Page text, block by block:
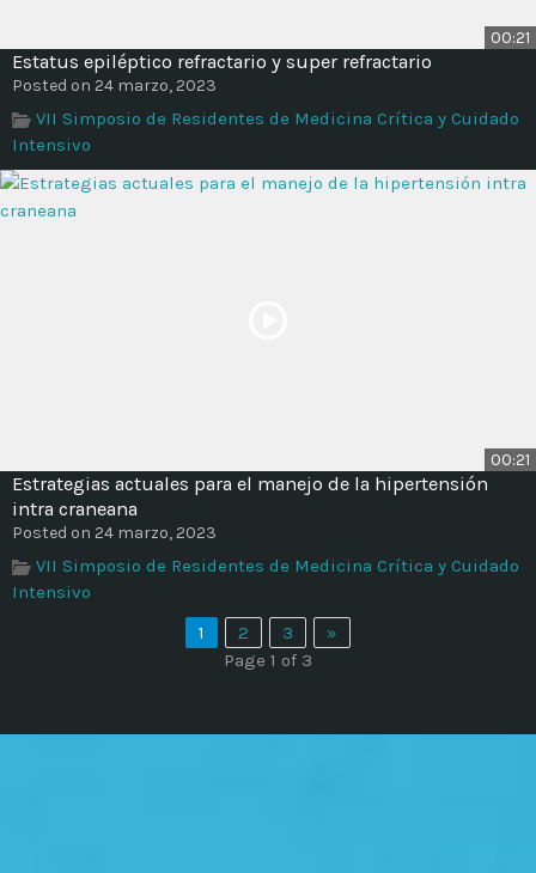
00:21
Estatus epiléptico refractario y super refractario
Posted on 24 marzo, 2023
VII Simposio de Residentes de Medicina Crítica y Cuidado
Intensivo
00:21
Estrategias actuales para el manejo de la hipertensión
intra craneana
Posted on 24 marzo, 2023
VII Simposio de Residentes de Medicina Crítica y Cuidado
Intensivo
1
2 3
»
Page 1 of 3